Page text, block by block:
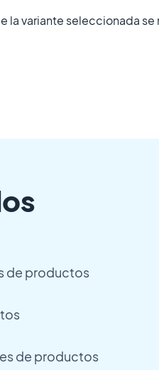
la variante seleccionada
de productos
de productos